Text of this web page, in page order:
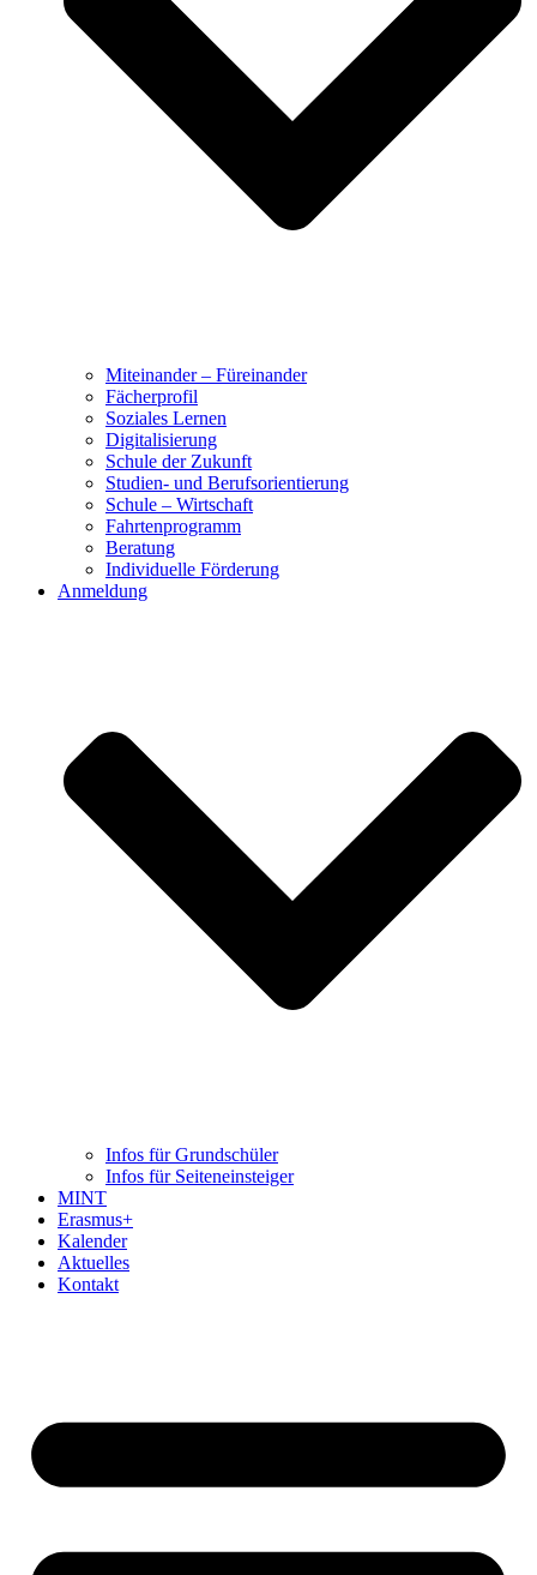
Miteinander – Füreinander
Fächerprofil
Soziales Lernen
Digitalisierung
Schule der Zukunft
Studien- und Berufsorientierung
Schule – Wirtschaft
Fahrtenprogramm
Beratung
Individuelle Förderung
Anmeldung
Infos für Grundschüler
Infos für Seiteneinsteiger
MINT
Erasmus+
Kalender
Aktuelles
Kontakt